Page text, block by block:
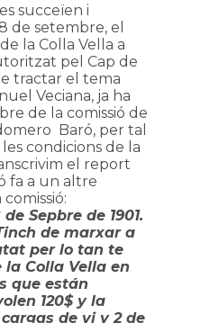
succeïen i
de setembre, el
la Colla Vella a
pel Cap de
tractar el tema
Veciana, ja ha
de la comissió de
Baró, per tal
condicions de la
el report
fa a un altre
Sepbre de 1901.
de marxar a
per lo tan te
Colla Vella en
que están
120$ y la
de vi y 2 de